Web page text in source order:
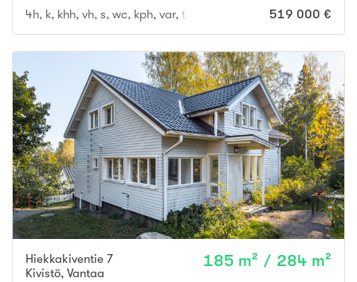
4h, k, khh, vh, s, wc, kph, var, terassi 519 000 €
Hiekkakiventie 7
Kivistö, Vantaa
185 m² / 284 m²